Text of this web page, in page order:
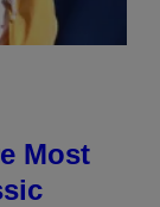
Most